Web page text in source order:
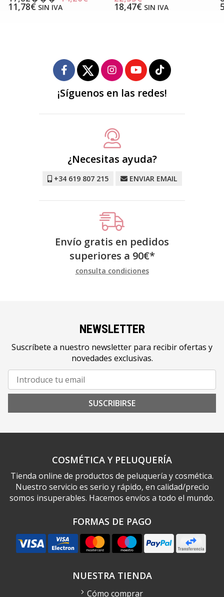
11,78€ SIN IVA 18,47€ SIN IVA
¡Síguenos en las redes!
¿Necesitas ayuda?
+34 619 807 215 ENVIAR EMAIL
Envío gratis en pedidos
superiores a 90€*
consulta condiciones
NEWSLETTER
Suscríbete a nuestro newsletter para recibir ofertas y
novedades exclusivas.
SUSCRIBIRSE
COSMÉTICA Y PELUQUERÍA
Tienda online de productos de peluquería y cosmética.
Nuestro servicio es serio y rápido, en calidad/precio
somos insuperables. Hacemos envíos a todo el mundo.
FORMAS DE PAGO
NUESTRA TIENDA
Cómo comprar